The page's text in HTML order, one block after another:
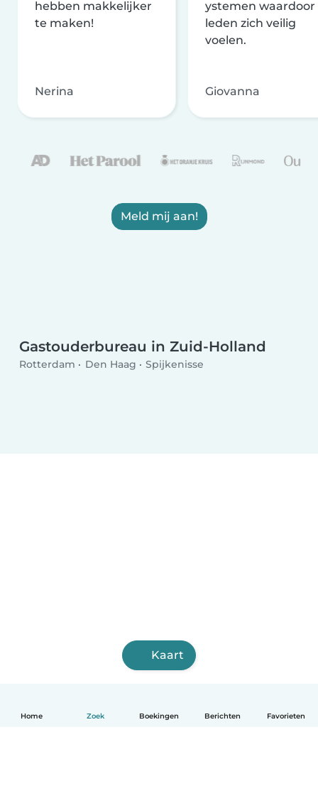
Home Zoek Boekingen Berichten Favorieten
hebben makkelijker
te maken!
Nerina
ystemen waardoor
leden zich veilig
voelen.
Giovanna
Meld mij aan!
Gastouderbureau in Zuid-Holland
Rotterdam Den Haag Spijkenisse
Kaart